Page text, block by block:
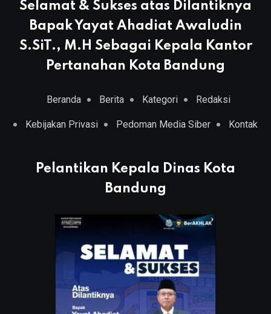
Selamat & Sukses atas Dilantiknya
Bapak Yayat Ahadiat Awaludin
S.SiT., M.H Sebagai Kepala Kantor
Pertanahan Kota Bandung
Beranda Berita Kategori Redaksi
Kebijakan Privasi Pedoman Media Siber Kontak
Pelantikan Kepala Dinas Kota
Bandung